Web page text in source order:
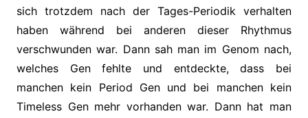
sich trotzdem nach der Tages-Periodik verhalten
haben während bei anderen dieser Rhythmus
verschwunden war. Dann sah man im Genom nach,
welches Gen fehlte und entdeckte, dass bei
manchen kein Period Gen und bei manchen kein
Timeless Gen mehr vorhanden war. Dann hat man